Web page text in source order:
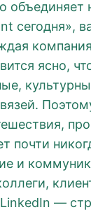
объединяет
сегодня»,
ясно,
почти
и
—